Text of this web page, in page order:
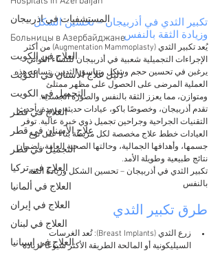
المستشفيات في اذربيجان
Больницы в Азербайджане
العلاج في الكويت
دليل علاج الأسنان في الكويت
التجميل في الكويت
العلاج في قطر
علاج الأسنان في قطر
التجميل في قطر
العلاج في تركيا
العلاج في ألمانيا
العلاج في إيران
العلاج في لبنان
العلاج في اسبانيا
تكبير الثدي في أذربيجان – تحسين الشكل
وزيادة الثقة بالنفس
يُعد تكبير الثدي (Augmentation Mammoplasty) من أكثر
الإجراءات التجميلية شعبية في أذربيجان للنساء اللواتي
يرغبن في تحسين حجم وشكل وتناسق الثديين. تساعد هذه
العملية المرضى على الحصول على مظهر ممتلئ
ومتوازن، مما يعزز الثقة بالنفس والصورة الجسدية.
تقدم أذربيجان، وخصوصًا باكو، عيادات حديثة مزودة بأحدث
التقنيات الجراحية وجراحين تجميل ذوي خبرة عالية. توفر
العيادات خطط علاج مخصصة لكل مريضة بناءً على نوع
جسمها، وأهدافها الجمالية، وحالتها الصحية العامة، لضمان
نتائج طبيعية وطويلة الأمد.
تكبير الثدي في أذربيجان – تحسين الشكل وزيادة الثقة
بالنفس
طرق تكبير الثدي
زرع الثدي (Breast Implants): تُعد الغرسات
السيليكونية أو المالحة الطريقة الأكثر شيوعًا لزيادة